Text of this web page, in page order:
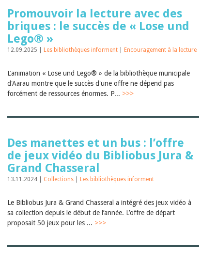
Promouvoir la lecture avec des
briques : le succès de « Lose und
Lego® »
12.09.2025 | Les bibliothèques informent Encouragement à la lecture
L’animation « Lose und Lego® » de la bibliothèque municipale
d'Aarau montre que le succès d'une offre ne dépend pas
forcément de ressources énormes. P... >>>
Des manettes et un bus : l’offre
de jeux vidéo du Bibliobus Jura &
Grand Chasseral
13.11.2024 | Collections Les bibliothèques informent
Le Bibliobus Jura & Grand Chasseral a intégré des jeux vidéo à
sa collection depuis le début de l’année. L’offre de départ
proposait 50 jeux pour les ... >>>